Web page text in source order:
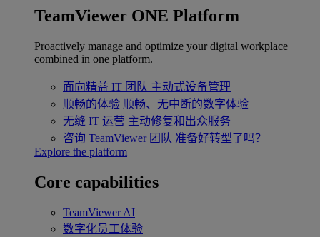
TeamViewer ONE Platform
Proactively manage and optimize your digital workplace
combined in one platform.
面向精益 IT 团队 主动式设备管理
顺畅的体验 顺畅、无中断的数字体验
无缝 IT 运营 主动修复和出众服务
咨询 TeamViewer 团队 准备好转型了吗？
Explore the platform
Core capabilities
TeamViewer AI
数字化员工体验